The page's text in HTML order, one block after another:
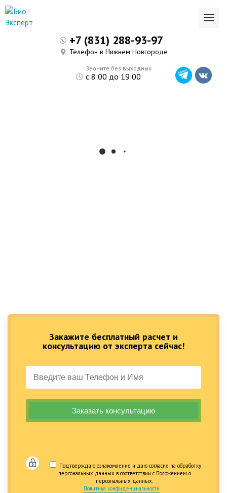
Закажите бесплатный расчет и
консультацию от эксперта сейчас!
Подтверждаю ознакомление и даю согласие на обработку
персональных данных в соответствии с Положением о
персональных данных.
Политика конфиденциальности
Звоните без выходных
с 8:00 до 19:00
+7 (831) 288-93-97
Телефон в Нижнем Новгороде